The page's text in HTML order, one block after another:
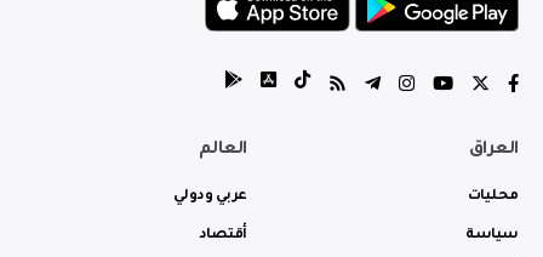
العراق
محليات
سياسة
العالم
عربي ودولي
أقتصاد